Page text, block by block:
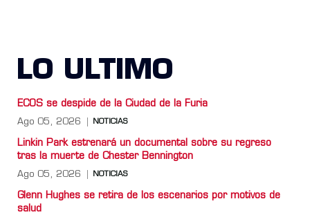
LO ULTIMO
ECOS se despide de la Ciudad de la Furia
Ago 05, 2026 NOTICIAS
Linkin Park estrenará un documental sobre su regreso
tras la muerte de Chester Bennington
Ago 05, 2026 NOTICIAS
Glenn Hughes se retira de los escenarios por motivos de
salud